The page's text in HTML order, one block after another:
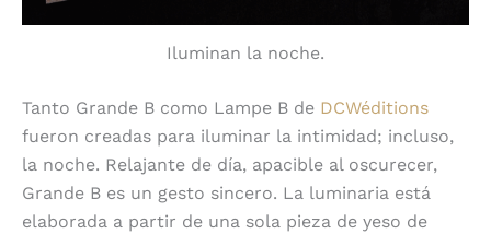
Iluminan la noche.
Tanto Grande B como Lampe B de DCWéditions
fueron creadas para iluminar la intimidad; incluso,
la noche. Relajante de día, apacible al oscurecer,
Grande B es un gesto sincero. La luminaria está
elaborada a partir de una sola pieza de yeso de